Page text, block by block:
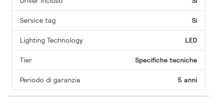
Service tag Sì
Lighting Technology LED
Tier Specifiche tecniche
Periodo di garanzia 5 anni